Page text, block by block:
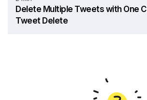
Delete Multiple Tweets with One
Tweet Delete